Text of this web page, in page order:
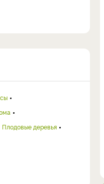
Плодовые деревья